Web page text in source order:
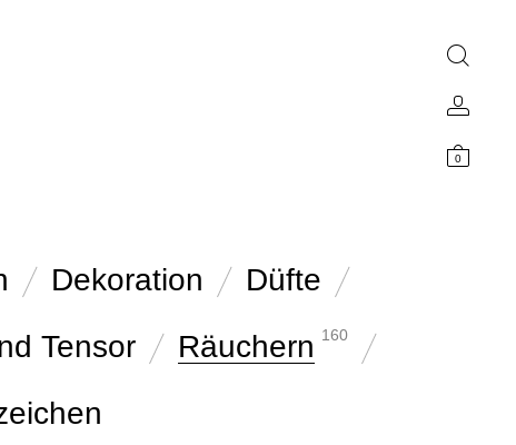
0
Dekoration
Düfte
Tensor Räuchern 160